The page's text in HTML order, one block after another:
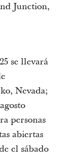
Junction,
se llevará
Nevada;
personas
abiertas
el sábado